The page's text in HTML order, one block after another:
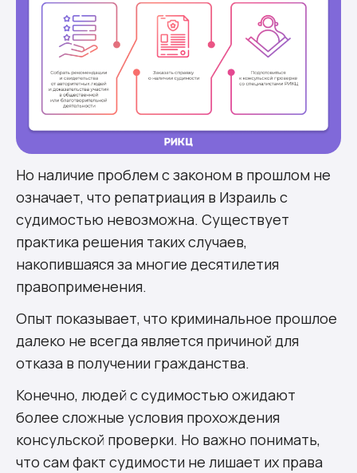
Но наличие проблем с законом в прошлом не
означает, что репатриация в Израиль с
судимостью невозможна. Существует
практика решения таких случаев,
накопившаяся за многие десятилетия
правоприменения.
Опыт показывает, что криминальное прошлое
далеко не всегда является причиной для
отказа в получении гражданства.
Конечно, людей с судимостью ожидают
более сложные условия прохождения
консульской проверки. Но важно понимать,
что сам факт судимости не лишает их права